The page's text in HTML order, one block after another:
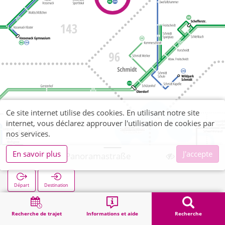
Recherche de trajet Informations et aide Recherche
Vossenack Panoramastraße
Départ Destination
Démarrage Recherche Vossenack Panoramastraße
Ce site internet utilise des cookies. En utilisant notre site
internet, vous déclarez approuver l'utilisation de cookies par
nos services.
En savoir plus
J'accepte